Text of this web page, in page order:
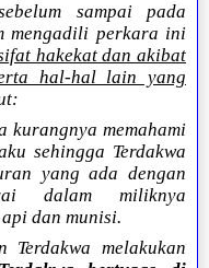
sampai pada
mengadili perkara ini
hakekat dan akibat
hal-hal lain yang
kurangnya memahami
sehingga Terdakwa
yang ada dengan
dalam miliknya
dan munisi.
melakukan